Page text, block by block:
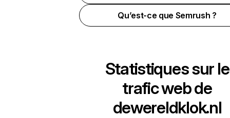
Qu’est-ce que Semrush ?
Statistiques sur le
trafic web de
dewereldklok.nl